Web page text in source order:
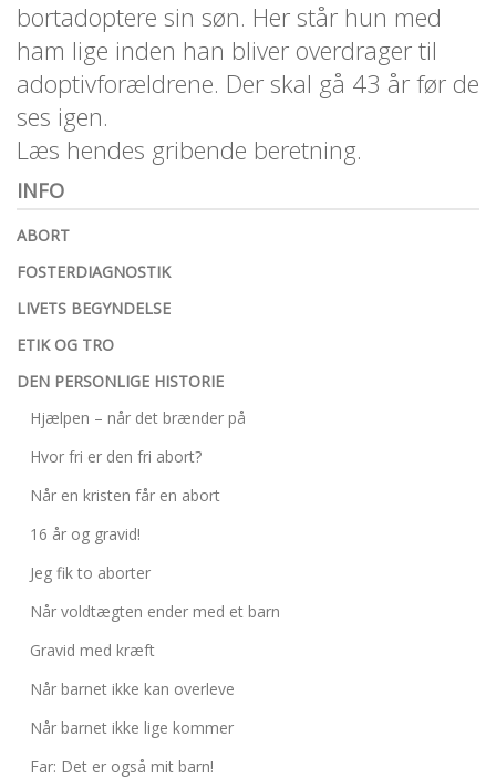
personlige
historie
1.6:
Argumenter
imod
abort
1.7:
Perspektiver
2.0:
Om
os
aktioner
2.3:
Organisation
2.4:
Abortmindelunden
2.5:
Abortlinien
2.6:
Unge
abort
2.7:
Pro
Life
2.8:
Nyhedsbrev
bortadoptere sin søn. Her står hun med
ham lige inden han bliver overdrager til
adoptivforældrene. Der skal gå 43 år før de
ses igen.
Læs hendes gribende beretning.
INFO
ABORT
FOSTERDIAGNOSTIK
LIVETS BEGYNDELSE
ETIK OG TRO
DEN PERSONLIGE HISTORIE
Hjælpen – når det brænder på
Hvor fri er den fri abort?
Når en kristen får en abort
16 år og gravid!
Jeg fik to aborter
Når voldtægten ender med et barn
Gravid med kræft
Når barnet ikke kan overleve
Når barnet ikke lige kommer
Far: Det er også mit barn!